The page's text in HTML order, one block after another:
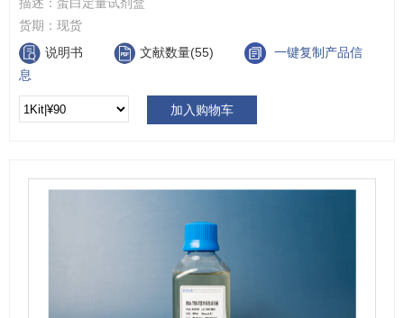
货期： 现货
说明书
文献数量(55)
一键复制产品信
息
加入购物车